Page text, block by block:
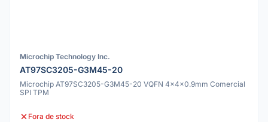
Microchip Technology Inc.
AT97SC3205-G3M45-20
Microchip AT97SC3205-G3M45-20 VQFN 4x4x0.9mm Comercial
SPI TPM
Fora de stock